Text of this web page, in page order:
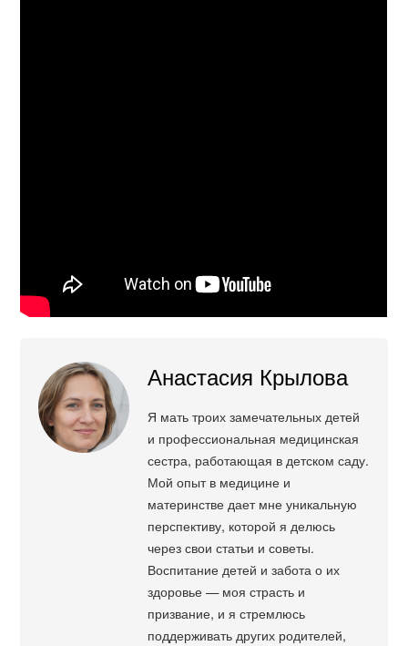
Анастасия Крылова
Я мать троих замечательных детей
и профессиональная медицинская
сестра, работающая в детском саду.
Мой опыт в медицине и
материнстве дает мне уникальную
перспективу, которой я делюсь
через свои статьи и советы.
Воспитание детей и забота о их
здоровье — моя страсть и
призвание, и я стремлюсь
поддерживать других родителей,